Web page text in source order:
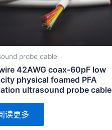
probe cable
42AWG coax-60pF low
physical foamed PFA
ultrasound probe cable
读更多